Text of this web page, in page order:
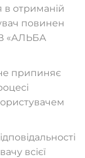
в отриманій
повинен
«АЛЬБА
припиняє
всієї